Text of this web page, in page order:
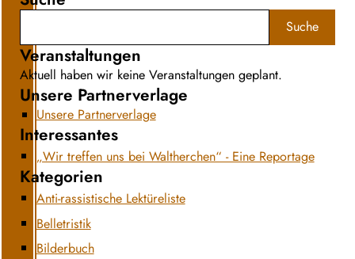
Suche
Veranstaltungen
Aktuell haben wir keine Veranstaltungen geplant.
Unsere Partnerverlage
Unsere Partnerverlage
Interessantes
„Wir treffen uns bei Waltherchen“ - Eine Reportage
Kategorien
Anti-rassistische Lektüreliste
Belletristik
Bilderbuch